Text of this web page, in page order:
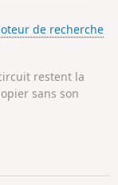
de recherche
restent la
sans son